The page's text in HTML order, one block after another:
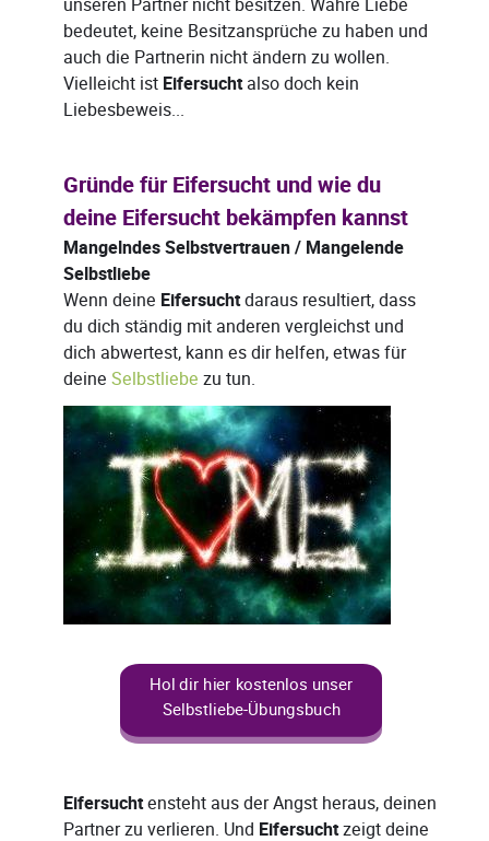
unseren Partner nicht besitzen. Wahre Liebe
bedeutet, keine Besitzansprüche zu haben und
auch die Partnerin nicht ändern zu wollen.
Vielleicht ist Eifersuchtalso doch kein
Liebesbeweis...
Gründe für Eifersucht und wie du
deine Eifersucht bekämpfen kannst
Mangelndes Selbstvertrauen / Mangelende
Selbstliebe
Wenn deine Eifersuchtdaraus resultiert, dass
du dich ständig mit anderen vergleichst und
dich abwertest, kann es dir helfen, etwas für
deine Selbstliebe zu tun.
Hol dir hier kostenlos unser
Selbstliebe-Übungsbuch
Eifersuchtensteht aus der Angst heraus, deinen
Partner zu verlieren. Und Eifersuchtzeigt deine